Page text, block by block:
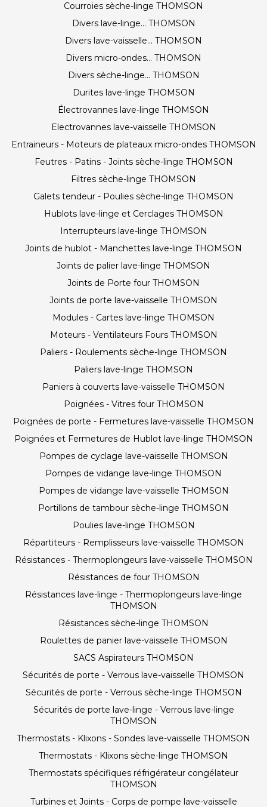
Courroies sèche-linge THOMSON
Divers lave-linge... THOMSON
Divers lave-vaisselle... THOMSON
Divers micro-ondes... THOMSON
Divers sèche-linge... THOMSON
Durites lave-linge THOMSON
Électrovannes lave-linge THOMSON
Electrovannes lave-vaisselle THOMSON
Entraineurs - Moteurs de plateaux micro-ondes THOMSON
Feutres - Patins - Joints sèche-linge THOMSON
Filtres sèche-linge THOMSON
Galets tendeur - Poulies sèche-linge THOMSON
Hublots lave-linge et Cerclages THOMSON
Interrupteurs lave-linge THOMSON
Joints de hublot - Manchettes lave-linge THOMSON
Joints de palier lave-linge THOMSON
Joints de Porte four THOMSON
Joints de porte lave-vaisselle THOMSON
Modules - Cartes lave-linge THOMSON
Moteurs - Ventilateurs Fours THOMSON
Paliers - Roulements sèche-linge THOMSON
Paliers lave-linge THOMSON
Paniers à couverts lave-vaisselle THOMSON
Poignées - Vitres four THOMSON
Poignées de porte - Fermetures lave-vaisselle THOMSON
Poignées et Fermetures de Hublot lave-linge THOMSON
Pompes de cyclage lave-vaisselle THOMSON
Pompes de vidange lave-linge THOMSON
Pompes de vidange lave-vaisselle THOMSON
Portillons de tambour sèche-linge THOMSON
Poulies lave-linge THOMSON
Répartiteurs - Remplisseurs lave-vaisselle THOMSON
Résistances - Thermoplongeurs lave-vaisselle THOMSON
Résistances de four THOMSON
Résistances lave-linge - Thermoplongeurs lave-linge
THOMSON
Résistances sèche-linge THOMSON
Roulettes de panier lave-vaisselle THOMSON
SACS Aspirateurs THOMSON
Sécurités de porte - Verrous lave-vaisselle THOMSON
Sécurités de porte - Verrous sèche-linge THOMSON
Sécurités de porte lave-linge - Verrous lave-linge
THOMSON
Thermostats - Klixons - Sondes lave-vaisselle THOMSON
Thermostats - Klixons sèche-linge THOMSON
Thermostats spécifiques réfrigérateur congélateur
THOMSON
Turbines et Joints - Corps de pompe lave-vaisselle